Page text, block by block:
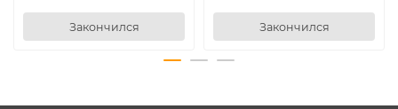
Закончился Закончился